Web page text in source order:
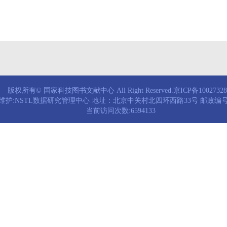
版权所有© 国家科技图书文献中心 All Right Reserved.京ICP备
护:NSTL数据研究管理中心 地址：北京中关村北四环西路33号 邮政编
当前访问次数:6594133